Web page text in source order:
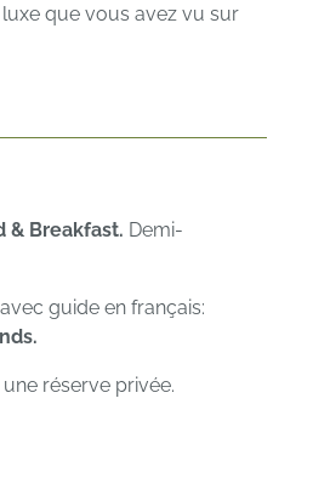
que vous avez vu sur
& Breakfast. Demi-
guide en français:
réserve privée.